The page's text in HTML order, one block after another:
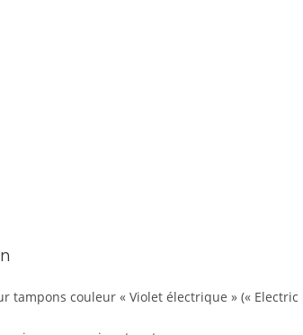
tampons couleur « Violet électrique » («